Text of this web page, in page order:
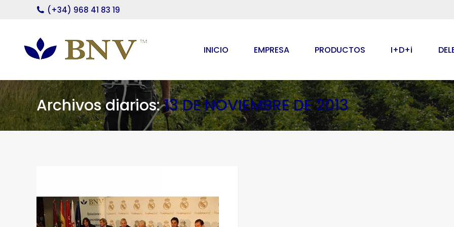
(+34) 968 41 83 19
INICIO EMPRESA PRODUCTOS I+D+i
Archivos diarios:13 DE NOVIEMBRE DE 2013